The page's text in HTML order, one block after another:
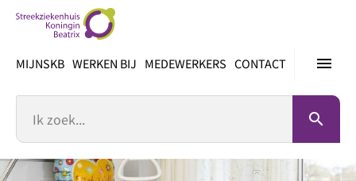
inhoud
menu
MIJNSKB WERKEN BIJ MEDEWERKERS CONTACT
search